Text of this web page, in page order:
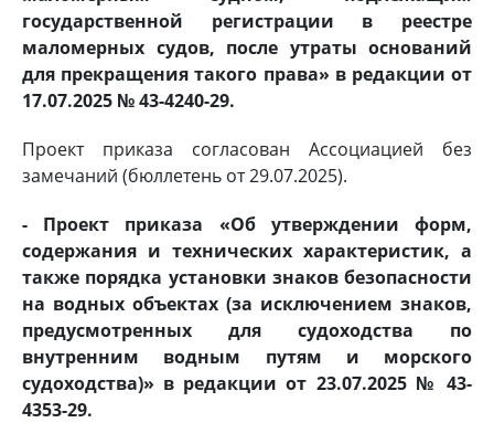
государственной регистрации в реестре
маломерных судов, после утраты оснований
для прекращения такого права» в редакции от
17.07.2025 № 43-4240-29.
Проект приказа согласован Ассоциацией без
замечаний (бюллетень от 29.07.2025).
- Проект приказа «Об утверждении форм,
содержания и технических характеристик, а
также порядка установки знаков безопасности
на водных объектах (за исключением знаков,
предусмотренных для судоходства по
внутренним водным путям и морского
судоходства)» в редакции от 23.07.2025 № 43-
4353-29.